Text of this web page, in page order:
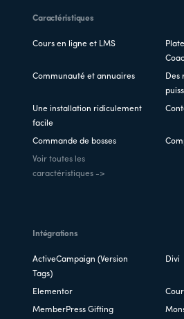
Caractéristiques
Cours en ligne et LMS
Communauté et annuaires
Des
Une installation ridiculement
facile
Commande de bosses
Voir toutes les
caractéristiques ->
Intégrations
ActiveCampaign (Version
Tags)
Divi
Elementor
MemberPress Gifting